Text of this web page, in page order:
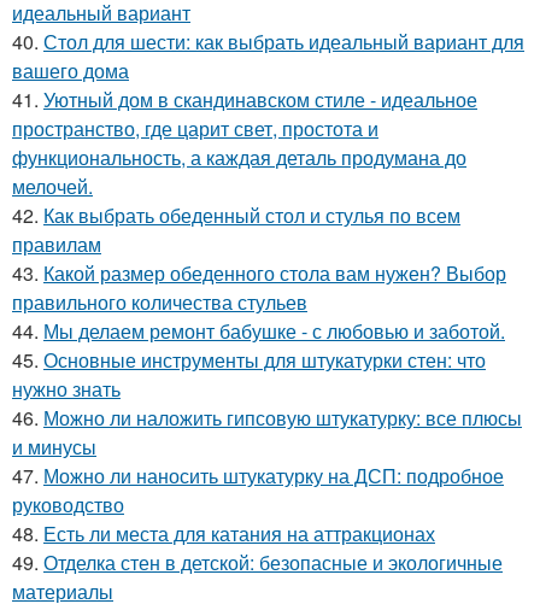
идеальный вариант
40. Стол для шести: как выбрать идеальный вариант для
вашего дома
41. Уютный дом в скандинавском стиле - идеальное
пространство, где царит свет, простота и
функциональность, а каждая деталь продумана до
мелочей.
42. Как выбрать обеденный стол и стулья по всем
правилам
43. Какой размер обеденного стола вам нужен? Выбор
правильного количества стульев
44. Мы делаем ремонт бабушке - с любовью и заботой.
45. Основные инструменты для штукатурки стен: что
нужно знать
46. Можно ли наложить гипсовую штукатурку: все плюсы
и минусы
47. Можно ли наносить штукатурку на ДСП: подробное
руководство
48. Есть ли места для катания на аттракционах
49. Отделка стен в детской: безопасные и экологичные
материалы